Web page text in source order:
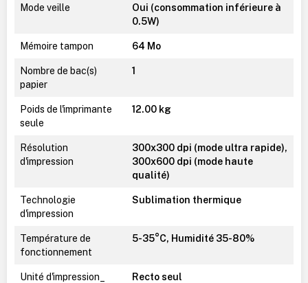
Mode veille
Oui (consommation inférieure à
0.5W)
Mémoire tampon 64 Mo
Nombre de bac(s)
papier
1
Poids de l'imprimante
seule
12.00 kg
Résolution
d'impression
300x300 dpi (mode ultra rapide),
300x600 dpi (mode haute
qualité)
Technologie
d'impression
Sublimation thermique
Température de
fonctionnement
5-35°C, Humidité 35-80%
Unité d'impression_ Recto seul